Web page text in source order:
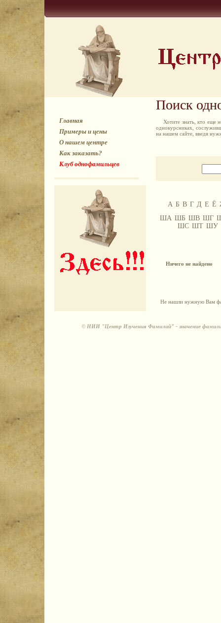
Главная
Примеры и цены
О нашем центре
Как заказать?
Клуб однофамильцев
Поиск
Хотите знать, кто еще
однокурсниках,
на нашем сайте, введя
А Б В Г Д Е Ё
ША ШБ ШВ ШГ
ШС ШТ ШУ
Ничего не найдено
Не нашли нужную Вам
© НИИ "Центр Изучения Фамилий" - значение